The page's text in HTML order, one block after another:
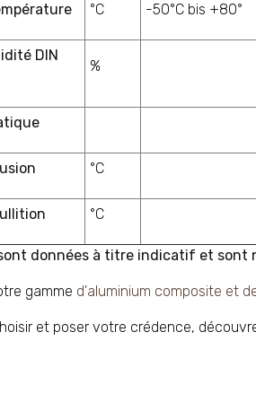
°C -50°C bis +80°
DIN
%
°C
°C
données à titre indicatif et sont
gamme d'aluminium composite et
et poser votre crédence,